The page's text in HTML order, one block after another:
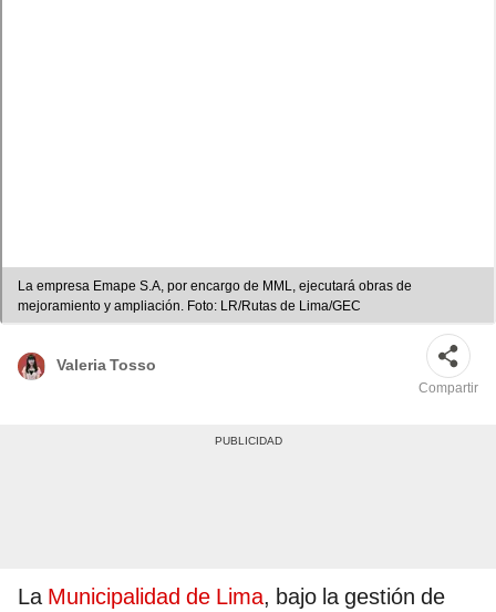
La empresa Emape S.A, por encargo de MML, ejecutará obras de
mejoramiento y ampliación. Foto: LR/Rutas de Lima/GEC
Valeria Tosso
Compartir
LaMunicipalidad de Lima, bajo la gestión de